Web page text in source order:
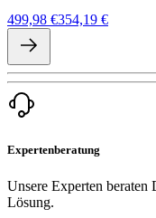
499,98 €354,19 €
Expertenberatung
Unsere Experten
Lösung.